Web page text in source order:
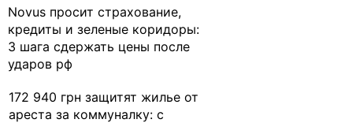
Novus просит страхование,
кредиты и зеленые коридоры:
3 шага сдержать цены после
ударов рф
172 940 грн защитят жилье от
ареста за коммуналку: с